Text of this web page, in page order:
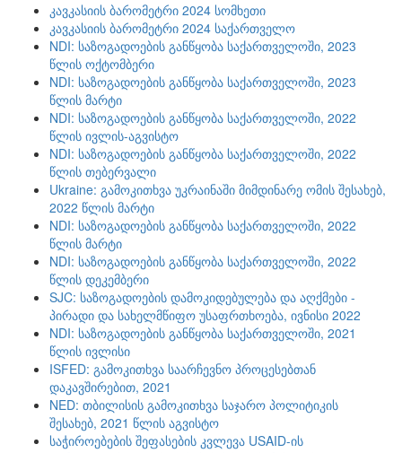
კავკასიის ბარომეტრი 2024 სომხეთი
კავკასიის ბარომეტრი 2024 საქართველო
NDI: საზოგადოების განწყობა საქართველოში, 2023
წლის ოქტომბერი
NDI: საზოგადოების განწყობა საქართველოში, 2023
წლის მარტი
NDI: საზოგადოების განწყობა საქართველოში, 2022
წლის ივლის-აგვისტო
NDI: საზოგადოების განწყობა საქართველოში, 2022
წლის თებერვალი
Ukraine: გამოკითხვა უკრაინაში მიმდინარე ომის შესახებ,
2022 წლის მარტი
NDI: საზოგადოების განწყობა საქართველოში, 2022
წლის მარტი
NDI: საზოგადოების განწყობა საქართველოში, 2022
წლის დეკემბერი
SJC: საზოგადოების დამოკიდებულება და აღქმები -
პირადი და სახელმწიფო უსაფრთხოება, ივნისი 2022
NDI: საზოგადოების განწყობა საქართველოში, 2021
წლის ივლისი
ISFED: გამოკითხვა საარჩევნო პროცესებთან
დაკავშირებით, 2021
NED: თბილისის გამოკითხვა საჯარო პოლიტიკის
შესახებ, 2021 წლის აგვისტო
საჭიროებების შეფასების კვლევა USAID-ის